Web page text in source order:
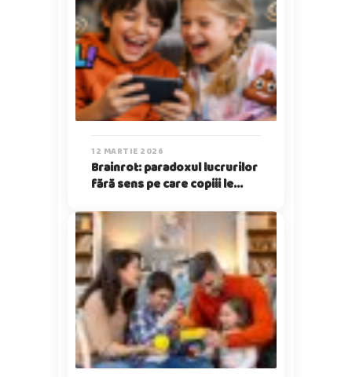
12 MARTIE 2026
Brainrot: paradoxul lucrurilor
fără sens pe care copiii le